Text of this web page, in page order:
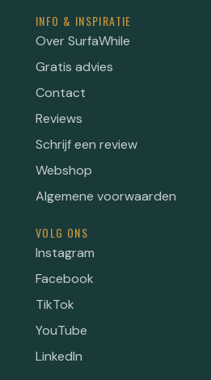
INFO & INSPIRATIE
Over SurfaWhile
Gratis advies
Contact
Reviews
Schrijf een review
Webshop
Algemene voorwaarden
VOLG ONS
Instagram
Facebook
TikTok
YouTube
LinkedIn